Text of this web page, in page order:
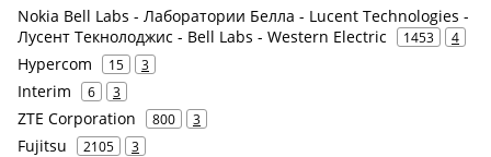
Nokia Bell Labs - Лаборатории Белла - Lucent Technologies -
Лусент Текнолоджис - Bell Labs - Western Electric
1453 4
Hypercom 15 3
Interim 6 3
ZTE Corporation 800 3
Fujitsu 2105 3